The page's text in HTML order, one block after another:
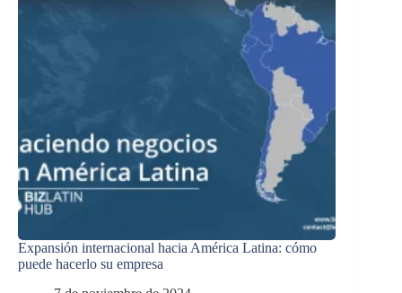
Expansión internacional hacia América Latina: cómo
puede hacerlo su empresa